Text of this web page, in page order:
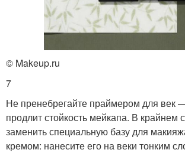
© Makeup.ru
7
Не пренебрегайте праймером для век
продлит стойкость мейкапа. В крайнем
заменить специальную базу для
кремом: нанесите его на веки тонким